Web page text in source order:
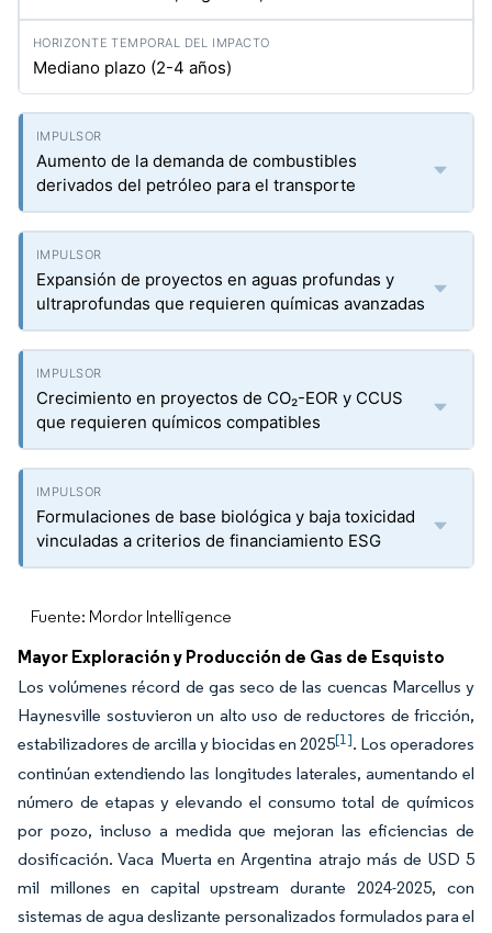
Mediano plazo (2-4 años)
Aumento de la demanda de combustibles
derivados del petróleo para el transporte
Expansión de proyectos en aguas profundas y
ultraprofundas que requieren químicas avanzadas
Crecimiento en proyectos de CO₂-EOR y CCUS
que requieren químicos compatibles
Formulaciones de base biológica y baja toxicidad
vinculadas a criterios de financiamiento ESG
Fuente: Mordor Intelligence
Mayor Exploración y Producción de Gas de Esquisto
Los volúmenes récord de gas seco de las cuencas Marcellus y
Haynesville sostuvieron un alto uso de reductores de fricción,
estabilizadores de arcilla y biocidas en 2025[1]. Los operadores
continúan extendiendo las longitudes laterales, aumentando el
número de etapas y elevando el consumo total de químicos
por pozo, incluso a medida que mejoran las eficiencias de
dosificación. Vaca Muerta en Argentina atrajo más de USD 5
mil millones en capital upstream durante 2024-2025, con
sistemas de agua deslizante personalizados formulados para el